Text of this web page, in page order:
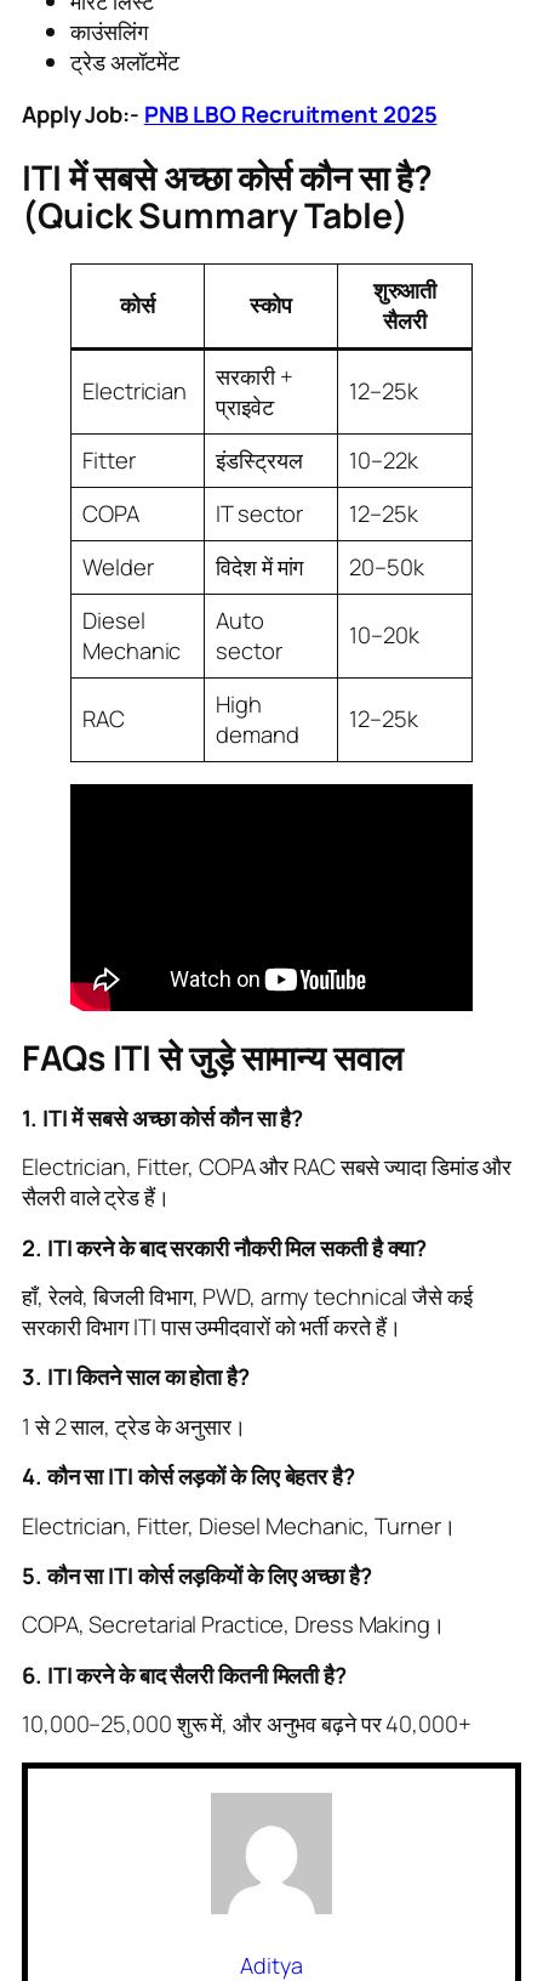
काउंसलिंग
ट्रेड अलॉटमेंट
Apply Job:- PNB LBO Recruitment 2025
ITI में सबसे अच्छा कोर्स कौन सा है?
(Quick Summary Table)
कोर्स स्कोप
शुरुआती
सैलरी
Electrician
सरकारी +
प्राइवेट
12–25k
Fitter इंडस्ट्रियल
10–22k
COPA
IT sector
12–25k
Welder
विदेश में मांग
20–50k
Diesel
Mechanic
Auto
sector
10–20k
RAC
High
demand
12–25k
FAQs ITI से जुड़े सामान्य सवाल
1. ITI में सबसे अच्छा कोर्स कौन सा है?
Electrician, Fitter, COPA और RAC सबसे ज्यादा डिमांड और
सैलरी वाले ट्रेड हैं।
2. ITI करने के बाद सरकारी नौकरी मिल सकती है क्या?
हाँ, रेलवे, बिजली विभाग, PWD, army technical जैसे कई
सरकारी विभाग ITI पास उम्मीदवारों को भर्ती करते हैं।
3. ITI कितने साल का होता है?
1 से 2 साल, ट्रेड के अनुसार।
4. कौन सा ITI कोर्स लड़कों के लिए बेहतर है?
Electrician, Fitter, Diesel Mechanic, Turner।
5. कौन सा ITI कोर्स लड़कियों के लिए अच्छा है?
COPA, Secretarial Practice, Dress Making।
6. ITI करने के बाद सैलरी कितनी मिलती है?
10,000–25,000 शुरू में, और अनुभव बढ़ने पर 40,000+
Aditya